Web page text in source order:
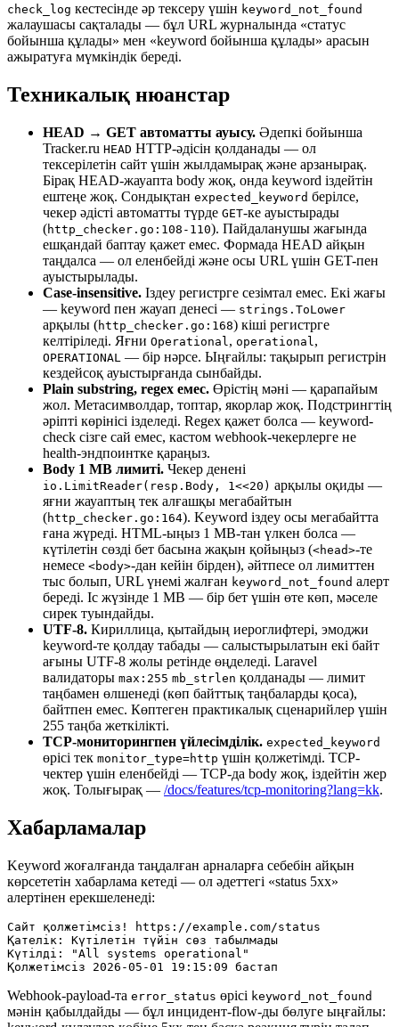
check_log кестесінде әр тексеру үшін keyword_not_found
жалаушасы сақталады — бұл URL журналында «статус
бойынша құлады» мен «keyword бойынша құлады» арасын
ажыратуға мүмкіндік береді.
Техникалық нюанстар
HEAD → GET автоматты ауысу. Әдепкі бойынша
Tracker.ru HEAD HTTP-әдісін қолданады — ол
тексерілетін сайт үшін жылдамырақ және арзанырақ.
Бірақ HEAD-жауапта body жоқ, онда keyword іздейтін
ештеңе жоқ. Сондықтан expected_keyword берілсе,
чекер әдісті автоматты түрде GET-ке ауыстырады
(http_checker.go:108-110). Пайдаланушы жағында
ешқандай баптау қажет емес. Формада HEAD айқын
таңдалса — ол еленбейді және осы URL үшін GET-пен
ауыстырылады.
Case-insensitive. Іздеу регистрге сезімтал емес. Екі жағы
— keyword пен жауап денесі — strings.ToLower
арқылы (http_checker.go:168) кіші регистрге
келтіріледі. Яғни Operational, operational,
OPERATIONAL — бір нәрсе. Ыңғайлы: тақырып регистрін
кездейсоқ ауыстырғанда сынбайды.
Plain substring, regex емес. Өрістің мәні — қарапайым
жол. Метасимволдар, топтар, якорлар жоқ. Подстрингтің
әріпті көрінісі ізделеді. Regex қажет болса — keyword-
check сізге сай емес, кастом webhook-чекерлерге не
health-эндпоинтке қараңыз.
Body 1 MB лимиті. Чекер денені
io.LimitReader(resp.Body, 1<<20) арқылы оқиды —
яғни жауаптың тек алғашқы мегабайтын
(http_checker.go:164). Keyword іздеу осы мегабайтта
ғана жүреді. HTML-ыңыз 1 MB-тан үлкен болса —
күтілетін сөзді бет басына жақын қойыңыз (<head>-те
немесе <body>-дан кейін бірден), әйтпесе ол лимиттен
тыс болып, URL үнемі жалған keyword_not_found алерт
береді. Іс жүзінде 1 MB — бір бет үшін өте көп, мәселе
сирек туындайды.
UTF-8. Кириллица, қытайдың иероглифтері, эмоджи
keyword-те қолдау табады — салыстырылатын екі байт
ағыны UTF-8 жолы ретінде өңделеді. Laravel
валидаторы max:255 mb_strlen қолданады — лимит
таңбамен өлшенеді (көп байттық таңбаларды қоса),
байтпен емес. Көптеген практикалық сценарийлер үшін
255 таңба жеткілікті.
TCP-мониторингпен үйлесімділік. expected_keyword
өрісі тек monitor_type=http үшін қолжетімді. TCP-
чектер үшін еленбейді — TCP-да body жоқ, іздейтін жер
жоқ. Толығырақ — /docs/features/tcp-monitoring?lang=kk.
Хабарламалар
Keyword жоғалғанда таңдалған арналарға себебін айқын
көрсететін хабарлама кетеді — ол әдеттегі «status 5xx»
алертінен ерекшеленеді:
Сайт қолжетімсіз! https://example.com/status
Қателік: Күтілетін түйін сөз табылмады
Күтілді: "All systems operational"
Webhook-payload-та error_status өрісі keyword_not_found
мәнін қабылдайды — бұл инцидент-flow-ды бөлуге ыңғайлы: